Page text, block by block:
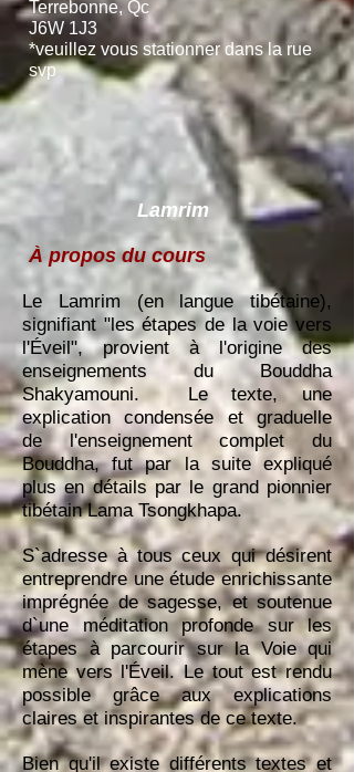
Terrebonne, Qc
J6W 1J3
*veuillez vous stationner dans la rue
svp
Lamrim
À propos du cours
Le Lamrim (en langue tibétaine),
signifiant "les étapes de la voie vers
l'Éveil", provient à l'origine des
enseignements duBouddha
Shakyamouni. Le texte, une
explication condensée et graduelle
de l'enseignement complet du
Bouddha, fut par la suite expliqué
plus en détails par le grand pionnier
tibétainLama Tsongkhapa.
S`adresse à tous ceux qui désirent
entreprendre une étude enrichissante
imprégnée de sagesse, et soutenue
d`une méditation profonde sur les
étapes à parcourir sur la Voie qui
mène vers l'Éveil. Le tout est rendu
possible grâce aux explications
claires et inspirantes de ce texte.
Bien qu'il existe différents textes et